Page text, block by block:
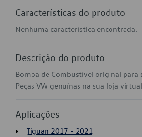
Características do produto
Nenhuma característica encontrada.
Descrição do produto
Bomba de Combustível original para
Peças VW genuínas na sua loja
Aplicações
Tiguan 2017 - 2021